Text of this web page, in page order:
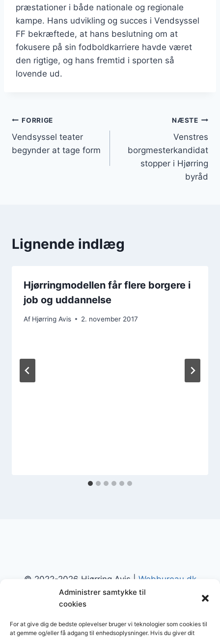
Administrer samtykke til
cookies
For at give dig de bedste oplevelser bruger vi teknologier som cookies til
at gemme og/eller få adgang til enhedsoplysninger. Hvis du giver dit
præstationer i både nationale og regionale
kampe. Hans udvikling og succes i Vendsyssel
FF bekræftede, at hans beslutning om at
fokusere på sin fodboldkarriere havde været
den rigtige, og hans fremtid i sporten så
lovende ud.
Indlægsnavigation
FORRIGE
Vendsyssel teater
begynder at tage form
NÆSTE
Venstres
borgmesterkandidat
stopper i Hjørring
byråd
Lignende indlæg
Hjørringmodellen får flere borgere i
job og uddannelse
Af Hjørring Avis 2. november 2017
© 2022-2026 Hjørring Avis | Webbureau.dk